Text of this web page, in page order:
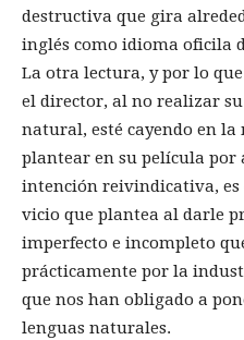
destructiva que gira
inglés como idioma oficila
La otra lectura, y por lo
el director, al no realizar
natural, esté cayendo en
plantear en su película por
intención reivindicativa, es
vicio que plantea al darle
imperfecto e incompleto
prácticamente por la
que nos han obligado a
lenguas naturales.